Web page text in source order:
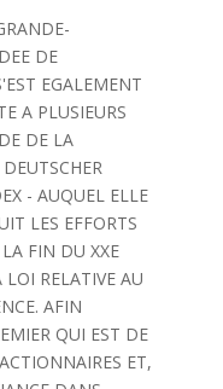
DE
EGALEMENT
A PLUSIEURS
DE LA
- AUQUEL ELLE
LES EFFORTS
FIN DU XXE
RELATIVE AU
AFIN
QUI EST DE
ET,